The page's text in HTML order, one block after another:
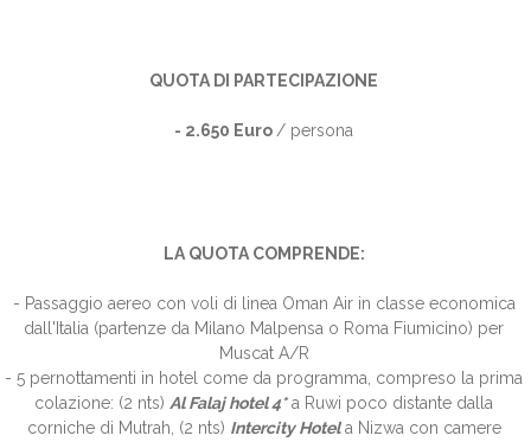
QUOTA DI PARTECIPAZIONE
- 2.650 Euro/ persona
LA QUOTA COMPRENDE:
- Passaggio aereo con voli di linea Oman Air in classe economica
dall'Italia (partenze da Milano Malpensa o Roma Fiumicino) per
Muscat A/R
- 5 pernottamenti in hotel come da programma, compreso la prima
colazione: (2 nts) Al Falaj hotel 4*a Ruwi poco distante dalla
corniche di Mutrah, (2 nts) Intercity Hotela Nizwa con camere